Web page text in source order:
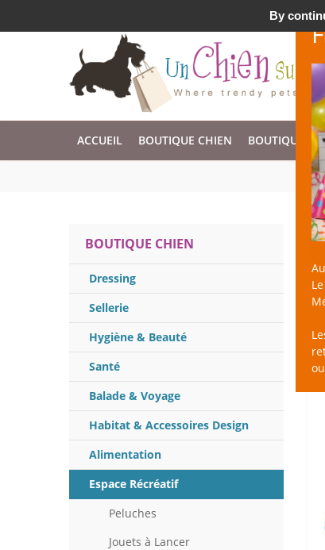
Accessoires & Design pour Chien, Chat, et Nac !
ACCUEIL BOUTIQUE CHIEN BOUTIQUE
BOUTIQUE CHIEN
Dressing
Sellerie
Hygiène & Beauté
Santé
Balade & Voyage
Habitat & Accessoires Design
Alimentation
Espace Récréatif
Peluches
Jouets à Lancer
By